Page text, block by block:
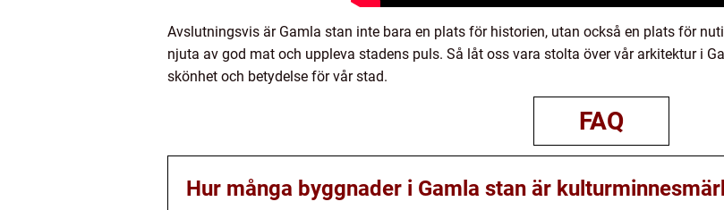
Avslutningsvis är Gamla stan inte bara en plats för historien, utan också en plats för
njuta av god mat och uppleva stadens puls. Så låt oss vara stolta över vår arkitektur i
skönhet och betydelse för vår stad.
FAQ
Hur många byggnader i Gamla stan är